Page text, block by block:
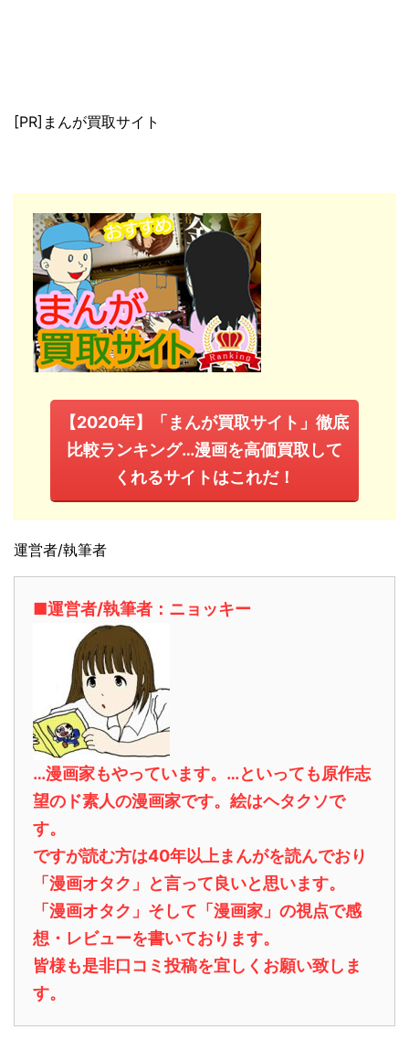
[PR]まんが買取サイト
【2020年】「まんが買取サイト」徹底
比較ランキング…漫画を高価買取して
くれるサイトはこれだ！
運営者/執筆者
■運営者/執筆者：ニョッキー
…漫画家もやっています。…といっても原作志
望のド素人の漫画家です。絵はヘタクソで
す。
ですが読む方は40年以上まんがを読んでおり
「漫画オタク」と言って良いと思います。
「漫画オタク」そして「漫画家」の視点で感
想・レビューを書いております。
皆様も是非口コミ投稿を宜しくお願い致しま
す。